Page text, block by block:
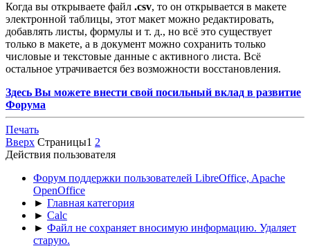
Когда вы открываете файл .csv, то он открывается в макете
электронной таблицы, этот макет можно редактировать,
добавлять листы, формулы и т. д., но всё это существует
только в макете, а в документ можно сохранить только
числовые и текстовые данные с активного листа. Всё
остальное утрачивается без возможности восстановления.
Здесь Вы можете внести свой посильный вклад в развитие
Форума
Печать
Вверх Страницы1 2
Действия пользователя
Форум поддержки пользователей LibreOffice, Apache
OpenOffice
► Главная категория
► Calc
► Файл не сохраняет вносимую информацию. Удаляет
старую.